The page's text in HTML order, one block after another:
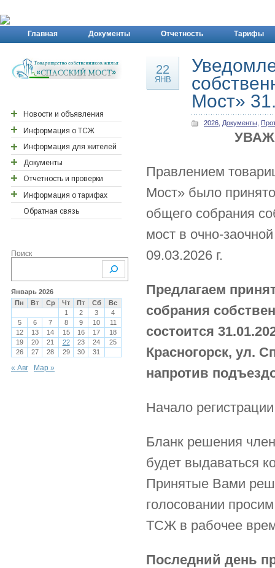
Главная Документы Отчетность Тарифы
Новости и объявления
Новости района ПП
Новости Спасского
моста
Информация о ТСЖ
Реквизиты ТСЖ
Контактная информация
Правление ТСЖ
Персонал ТСЖ
Ревизионная комиссия
Информация для жителей
Важные адреса
Детские сады
Поликлинника
Документы новоселам
Документы
Договора действующие
Договора архивные/
исполненные
2024
Предыдущие года
2022
2021
2020
2019
2018
Уставные документы
Расчеты с поставщиками
2020
2019
2018
2017
Предыдущие года
2016
Судебные решения
Гарантийные
обязательства
Письма и претензии
Прочие документы
Показания счетчиков
Отчетность и проверки
Годовые отчеты
Отчеты ревизионной
Проверки ТСЖ
Информация о тарифах
Перерасчёты
2024
2018-2019 года
2017-2018 года
2016-2017 года
2015-2016 года
2013-2014 года
Обратная связь
Поиск
Январь 2026
Пн
Вт Ср Чт Пт Сб
Вс
1
2 3
4
5
6 7 8 9 10
11
12
13 14 15 16 17
18
19
20 21 22 23 24
25
26
27 28 29 30 31
« Авг Мар »
22
ЯНВ
Мост»
2026 Документы
Правлением
Мост» было
общего собрания
мост в очно-
09.03.2026 г.
Предлагаем
собрания
состоится
Красногорск, ул.
напротив
Начало
Бланк решения
будет выдаваться
Принятые Вами
голосовании
ТСЖ в рабочее
Последний день